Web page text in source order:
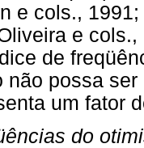
e cols.,
e
de
não possa
um fator
do